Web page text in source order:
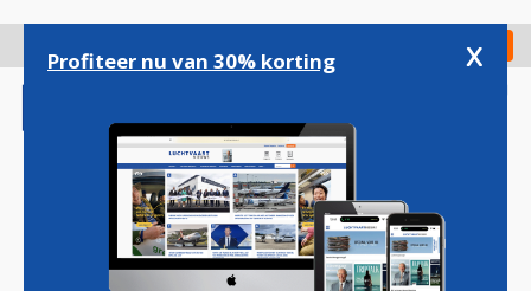
gaan
Check in
Magazine Podcasts Vacatures
Profiteer nu van 30% korting x